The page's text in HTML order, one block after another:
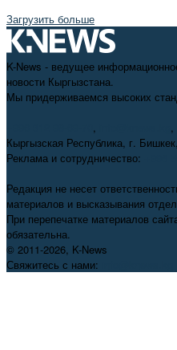
Загрузить больше
K-News - ведущее
новости Кыргызстана.
Мы придерживаемся высоких
, ,
Кыргызская Республика, г.
Реклама и сотрудничество:
Редакция не несет
материалов и высказывания
При перепечатке материалов
обязательна.
© 2011-2026, K-News
Свяжитесь с нами: